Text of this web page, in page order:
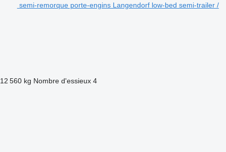
semi-remorque porte-engins Langendorf low-bed semi-trailer /
12 560 kg Nombre d'essieux 4